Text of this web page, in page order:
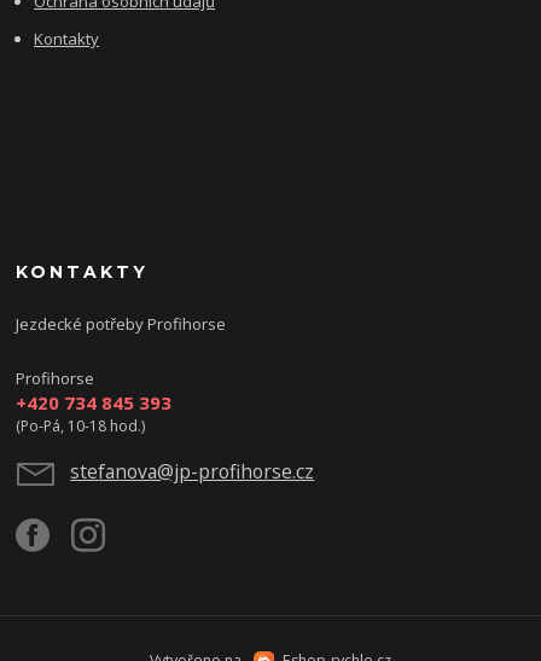
Kontakty
KONTAKTY
Jezdecké potřeby Profihorse
Profihorse
+420 734 845 393
(Po-Pá, 10-18 hod.)
stefanova@jp-profihorse.cz